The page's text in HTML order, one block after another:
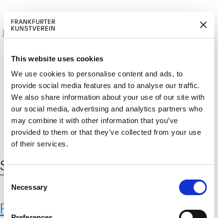
This website uses cookies
We use cookies to personalise content and ads, to
provide social media features and to analyse our traffic.
We also share information about your use of our site with
our social media, advertising and analytics partners who
may combine it with other information that you’ve
provided to them or that they’ve collected from your use
of their services.
C
Necessary
M
ITGLIED W
ERD
EN
Cerca: DE EN
Schlagwort:Olia Lialina
P2P, 2023